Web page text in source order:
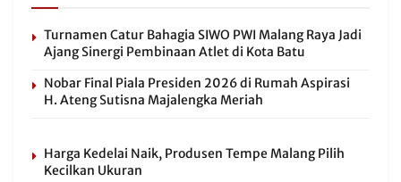
Turnamen Catur Bahagia SIWO PWI Malang Raya Jadi
Ajang Sinergi Pembinaan Atlet di Kota Batu
Nobar Final Piala Presiden 2026 di Rumah Aspirasi
H. Ateng Sutisna Majalengka Meriah
Harga Kedelai Naik, Produsen Tempe Malang Pilih
Kecilkan Ukuran